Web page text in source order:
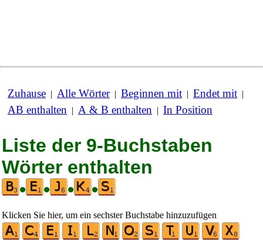
Zuhause | Alle Wörter| Beginnen mit | Endet mit |
AB enthalten | A & B enthalten | In Position
Liste der 9-Buchstaben
Wörter enthalten
•
• • •
Klicken Sie hier, um ein sechster Buchstabe hinzuzufügen